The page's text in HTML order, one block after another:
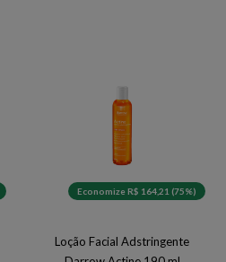
Economize R$ 164,21 (75%)
Loção Facial Adstringente